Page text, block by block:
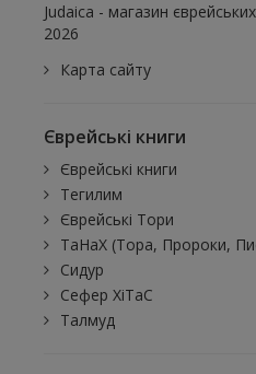
Judaica - магазин
2026
Карта сайту
Єврейські книги
Єврейські книги
Тегилим
Єврейські Тори
ТаНаХ (Тора, Пророки,
Сидур
Сефер ХіТаС
Талмуд